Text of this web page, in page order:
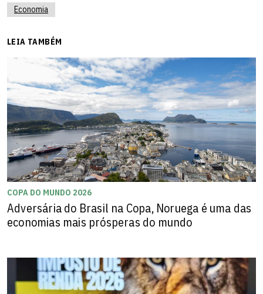
Economia
LEIA TAMBÉM
COPA DO MUNDO 2026
Adversária do Brasil na Copa, Noruega é uma das
economias mais prósperas do mundo